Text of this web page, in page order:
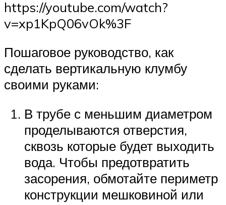
https://youtube.com/watch?
v=xp1KpQ06vOk%3F
Пошаговое руководство, как
сделать вертикальную клумбу
своими руками:
В трубе с меньшим диаметром
проделываются отверстия,
сквозь которые будет выходить
вода. Чтобы предотвратить
засорения, обмотайте периметр
конструкции мешковиной или